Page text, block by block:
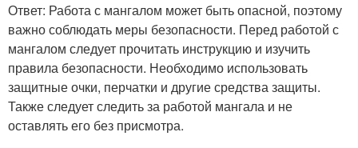
Ответ: Работа с мангалом может быть опасной, поэтому
важно соблюдать меры безопасности. Перед работой с
мангалом следует прочитать инструкцию и изучить
правила безопасности. Необходимо использовать
защитные очки, перчатки и другие средства защиты.
Также следует следить за работой мангала и не
оставлять его без присмотра.